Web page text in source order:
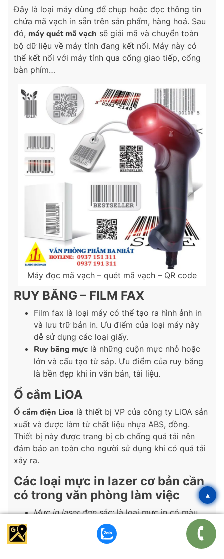
Đây là loại máy dùng để chụp hoặc đọc thông tin
chứa mã vạch in sẵn trên sản phẩm, hàng hoá. Sau
đó, máy quét mã vạch sẽ giải mã và chuyển toàn
bộ dữ liệu về máy tính đang kết nối. Máy này có
thể kết nối với máy tính qua cổng giao tiếp, cổng
bàn phím…
Máy đọc mã vạch – quét mã vạch – QR code
RUY BĂNG – FILM FAX
Film fax là loại máy có thể tạo ra hình ảnh in
và lưu trữ bản in. Ưu điểm của loại máy này
dễ sử dụng các loại giấy.
Ruy băng mực là những cuộn mực nhỏ hoặc
lớn và cấu tạo từ sáp. Ưu điểm của ruy băng
là bền đẹp khi in văn bản, tài liệu.
Ổ cắm LiOA
Ổ cắm điện Lioa là thiết bị VP của công ty LiOA sản
xuất và được làm từ chất liệu nhựa ABS, đồng.
Thiết bị này được trang bị cb chống quá tải nên
đảm bảo an toàn cho người sử dụng khi có quá tải
xảy ra.
Các loại mực in lazer cơ bản cần
có trong văn phòng làm việc
Mực in laser đơn sắc: là loại mực in có màu
Mực in laser màu : là loại mực in có màu xanh,
▴